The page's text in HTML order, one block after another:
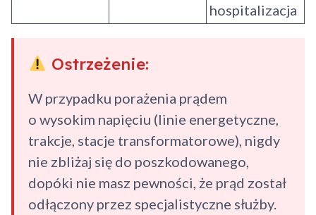
hospitalizacja
Ostrzeżenie:
W przypadku porażenia prądem
o wysokim napięciu (linie energetyczne,
trakcje, stacje transformatorowe), nigdy
nie zbliżaj się do poszkodowanego,
dopóki nie masz pewności, że prąd został
odłączony przez specjalistyczne służby.